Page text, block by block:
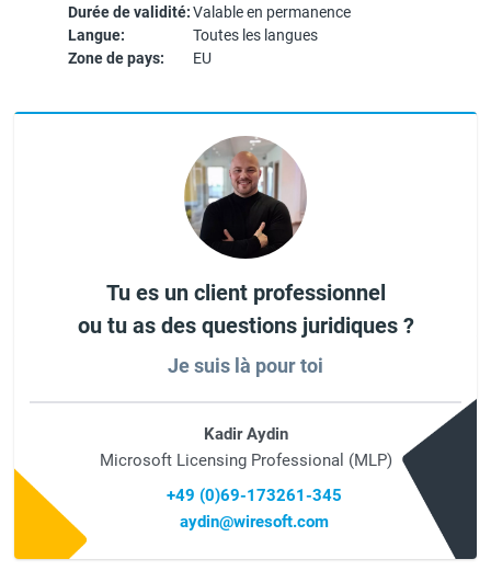
Durée de validité:Valable en permanence
Langue:
Toutes les langues
Zone de pays:
EU
Tu es un client professionnel
ou tu as des questions juridiques ?
Je suis là pour toi
Kadir Aydin
Microsoft Licensing Professional (MLP)
+49 (0)69-173261-345
aydin@wiresoft.com